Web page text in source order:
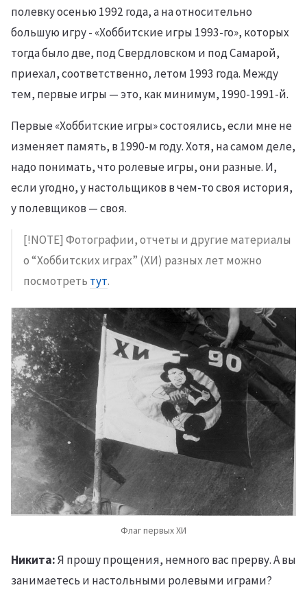
полевку осенью 1992 года, а на относительно
большую игру - «Хоббитские игры 1993-го», которых
тогда было две, под Свердловском и под Самарой,
приехал, соответственно, летом 1993 года. Между
тем, первые игры — это, как минимум, 1990-1991-й.
Первые «Хоббитские игры» состоялись, если мне не
изменяет память, в 1990-м году. Хотя, на самом деле,
надо понимать, что ролевые игры, они разные. И,
если угодно, у настольщиков в чем-то своя история,
у полевщиков — своя.
[!NOTE] Фотографии, отчеты и другие материалы
о “Хоббитских играх” (ХИ) разных лет можно
посмотреть тут.
Флаг первых ХИ
Никита:Я прошу прощения, немного вас прерву. А вы
занимаетесь и настольными ролевыми играми?